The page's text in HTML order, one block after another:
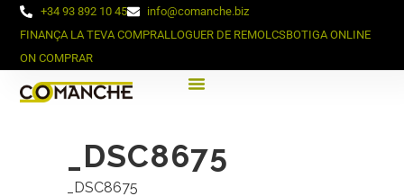
+34 93 892 10 45
info@comanche.biz
FINANÇA LA TEVA COMPRALLOGUER DE REMOLCSBOTIGA ONLINE
ON COMPRAR
_DSC8675
_DSC8675